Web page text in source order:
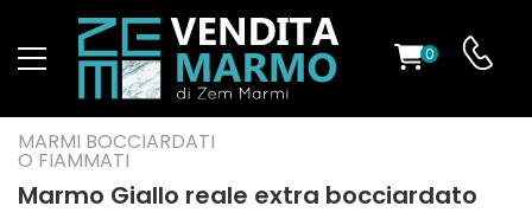
0
MARMI BOCCIARDATI
O FIAMMATI
Marmo Giallo reale extra bocciardato